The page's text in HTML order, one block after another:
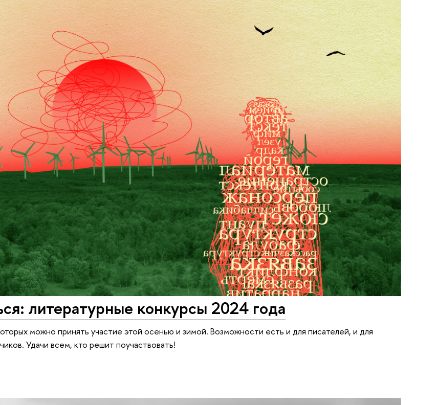
литературные конкурсы 2024 года
можно принять участие этой осенью и зимой. Возможности есть и для писателей, и для
Удачи всем, кто решит поучаствовать!